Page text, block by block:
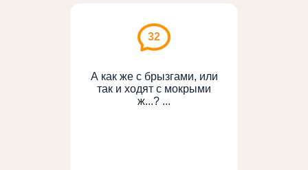
32
А как же с брызгами, или
так и ходят с мокрыми
ж...? ...